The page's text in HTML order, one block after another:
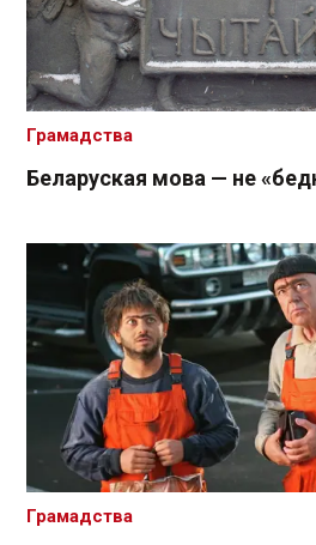
Беларуская мова — не
Грамадства
Грамадства